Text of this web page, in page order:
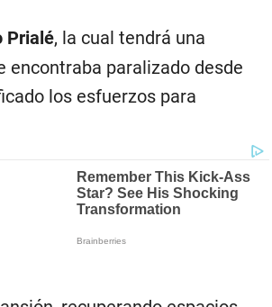
Prialé, la cual tendrá una
encontraba paralizado desde
los esfuerzos para